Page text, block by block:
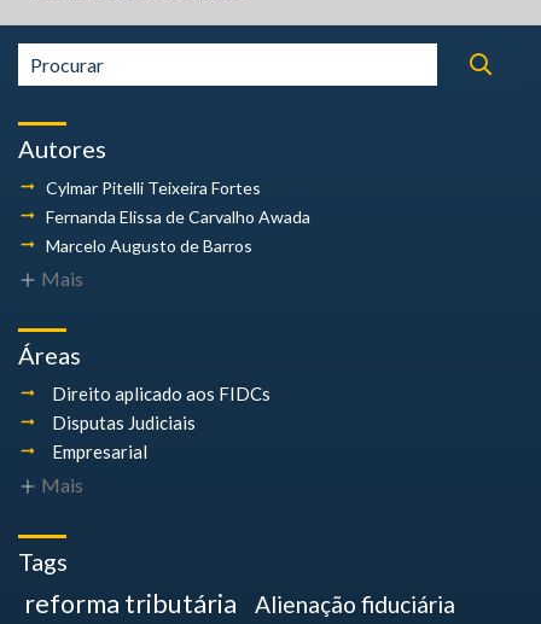
Autores
Cylmar Pitelli Teixeira Fortes
Fernanda Elissa de Carvalho Awada
Marcelo Augusto de Barros
Mais
Áreas
Direito aplicado aos FIDCs
Disputas Judiciais
Empresarial
Mais
Tags
reforma tributária
Alienação fiduciária